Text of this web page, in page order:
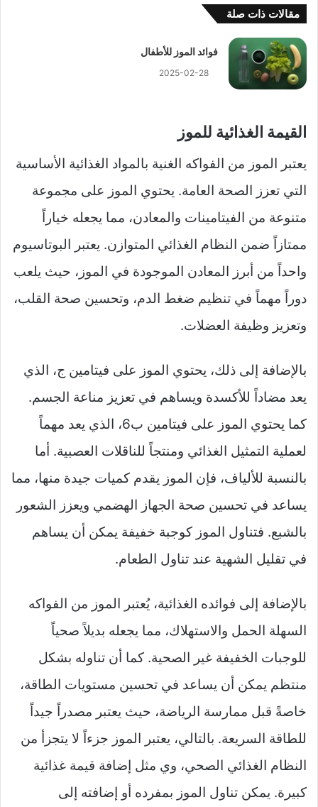
مقالات ذات صلة
فوائد الموز للأطفال
2025-02-28
القيمة الغذائية للموز
يعتبر الموز من الفواكه الغنية بالمواد الغذائية الأساسية
التي تعزز الصحة العامة. يحتوي الموز على مجموعة
متنوعة من الفيتامينات والمعادن، مما يجعله خياراً
ممتازاً ضمن النظام الغذائي المتوازن. يعتبر البوتاسيوم
واحداً من أبرز المعادن الموجودة في الموز، حيث يلعب
دوراً مهماً في تنظيم ضغط الدم، وتحسين صحة القلب،
وتعزيز وظيفة العضلات.
بالإضافة إلى ذلك، يحتوي الموز على فيتامين ج، الذي
يعد مضاداً للأكسدة ويساهم في تعزيز مناعة الجسم.
كما يحتوي الموز على فيتامين ب6، الذي يعد مهماً
لعملية التمثيل الغذائي ومنتجاً للناقلات العصبية. أما
بالنسبة للألياف، فإن الموز يقدم كميات جيدة منها، مما
يساعد في تحسين صحة الجهاز الهضمي ويعزز الشعور
بالشبع. فتناول الموز كوجبة خفيفة يمكن أن يساهم
في تقليل الشهية عند تناول الطعام.
بالإضافة إلى فوائده الغذائية، يُعتبر الموز من الفواكه
السهلة الحمل والاستهلاك، مما يجعله بديلاً صحياً
للوجبات الخفيفة غير الصحية. كما أن تناوله بشكل
منتظم يمكن أن يساعد في تحسين مستويات الطاقة،
خاصةً قبل ممارسة الرياضة، حيث يعتبر مصدراً جيداً
للطاقة السريعة. بالتالي، يعتبر الموز جزءاً لا يتجزأ من
النظام الغذائي الصحي، وي مثل إضافة قيمة غذائية
كبيرة. يمكن تناول الموز بمفرده أو إضافته إلى